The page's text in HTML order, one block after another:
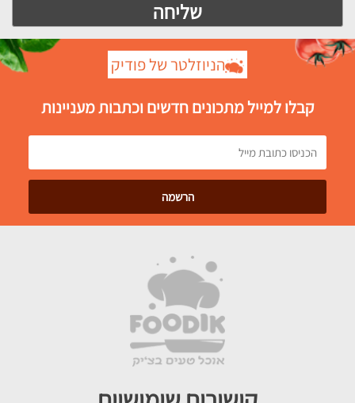
הניוזלטר של פודיק
קבלו למייל מתכונים חדשים וכתבות מעניינות